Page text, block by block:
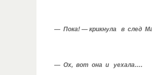
— Пока! — крикнула в след
— Ох, вот она и уехала….